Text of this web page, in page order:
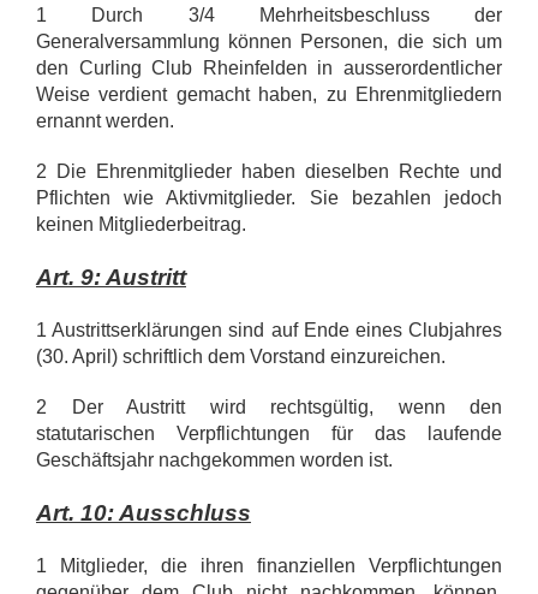
1 Durch 3/4 Mehrheitsbeschluss der
Generalversammlung können Personen, die sich um
den Curling Club Rheinfelden in ausserordentlicher
Weise verdient gemacht haben, zu Ehrenmitgliedern
ernannt werden.
2 Die Ehrenmitglieder haben dieselben Rechte und
Pflichten wie Aktivmitglieder. Sie bezahlen jedoch
keinen Mitgliederbeitrag.
Art. 9: Austritt
1 Austrittserklärungen sind auf Ende eines Clubjahres
(30. April) schriftlich dem Vorstand einzureichen.
2 Der Austritt wird rechtsgültig, wenn den
statutarischen Verpflichtungen für das laufende
Geschäftsjahr nachgekommen worden ist.
Art. 10: Ausschluss
1 Mitglieder, die ihren finanziellen Verpflichtungen